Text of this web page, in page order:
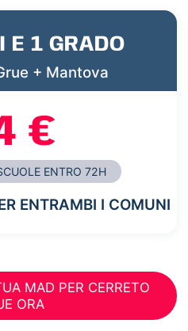
E 1 GRADO
+ Mantova
€
ENTRO 72H
ENTRAMBI I COMUNI
MAD PER CERRETO
ORA